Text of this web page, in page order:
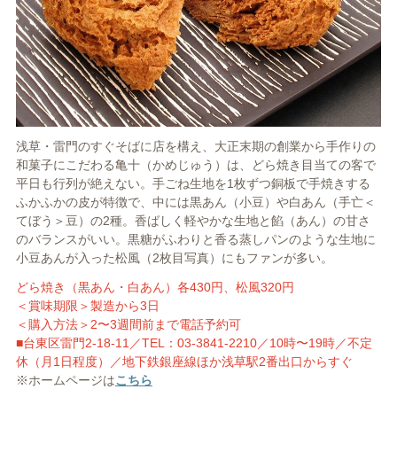
浅草・雷門のすぐそばに店を構え、大正末期の創業から手作りの
和菓子にこだわる亀十（かめじゅう）は、どら焼き目当ての客で
平日も行列が絶えない。手ごね生地を1枚ずつ銅板で手焼きする
ふかふかの皮が特徴で、中には黒あん（小豆）や白あん（手亡＜
てぼう＞豆）の2種。香ばしく軽やかな生地と餡（あん）の甘さ
のバランスがいい。黒糖がふわりと香る蒸しパンのような生地に
小豆あんが入った松風（2枚目写真）にもファンが多い。
どら焼き（黒あん・白あん）各430円、松風320円
＜賞味期限＞製造から3日
＜購入方法＞2〜3週間前まで電話予約可
■台東区雷門2-18-11／TEL：03-3841-2210／10時〜19時／不定
休（月1日程度）／地下鉄銀座線ほか浅草駅2番出口からすぐ
※ホームページはこちら